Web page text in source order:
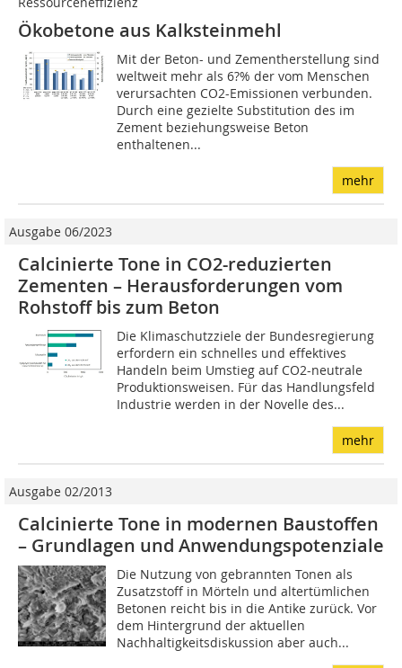
Ökobetone aus Kalksteinmehl
Mit der Beton- und Zementherstellung sind
weltweit mehr als 6?% der vom Menschen
verursachten CO2-Emissionen verbunden.
Durch eine gezielte Substitution des im
Zement beziehungsweise Beton
enthaltenen...
mehr
Ausgabe 06/2023
Calcinierte Tone in CO2-reduzierten
Zementen – ­Herausforderungen vom
Rohstoff bis zum Beton
Die Klimaschutzziele der Bundesregierung
erfordern ein schnelles und effektives
Handeln beim Umstieg auf CO2-neutrale
Produktionsweisen. Für das Handlungsfeld
Industrie werden in der Novelle des...
mehr
Ausgabe 02/2013
Calcinierte Tone in modernen Baustoffen
– Grundlagen und Anwendungspotenziale
Die Nutzung von gebrannten Tonen als
Zusatzstoff in Mörteln und altertümlichen
Betonen reicht bis in die Antike zurück. Vor
dem Hintergrund der aktuellen
Nachhaltigkeitsdiskussion aber auch...